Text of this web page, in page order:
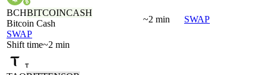
BCHBITCOINCASH
Bitcoin Cash
SWAP
Shift time~2 min
~2 min SWAP